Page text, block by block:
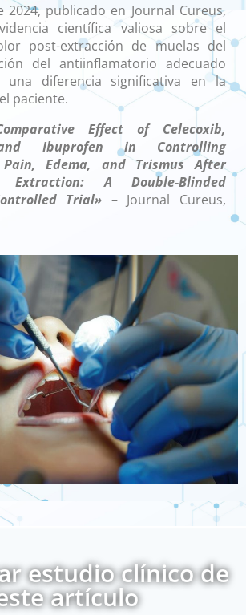
2024, publicado en Journal Cureus,
científica valiosa sobre el
post-extracción de muelas del
del antiinflamatorio adecuado
una diferencia significativa en la
paciente.
Effect of Celecoxib,
Ibuprofen in Controlling
Pain, Edema, and Trismus After
A Double-Blinded
Trial» – Journal Cureus,
estudio clínico de
artículo